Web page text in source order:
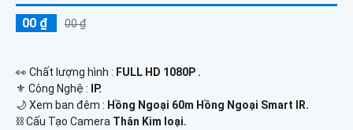
00 ₫ 00 ₫
️👀 Chất lượng hình : FULL HD 1080P .
⚜️ Công Nghệ :
IP.
🌙 Xem ban đêm : Hồng Ngoại 60m Hồng Ngoại Smart IR.
⛓ Cấu Tạo Camera Thân Kim loại.